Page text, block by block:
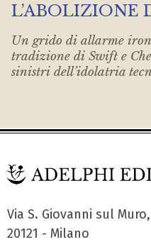
L’ABOLIZIONE
Un grido di allarme
tradizione di Swift e
sinistri dell’idolatria
Via S. Giovanni sul
20121 - Milano